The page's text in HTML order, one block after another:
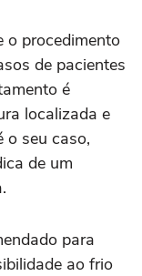
o procedimento
de pacientes
é
localizada e
o seu caso,
de um
para
ao frio